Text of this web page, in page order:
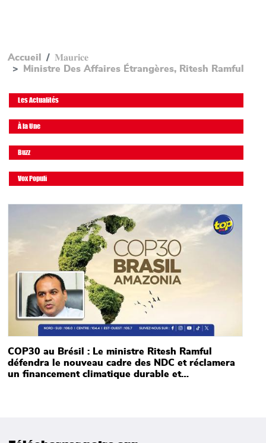
Accueil
𝐌𝐚𝐮𝐫𝐢𝐜𝐞
Ministre Des Affaires Étrangères, Ritesh Ramful
Les Actualités
À la Une
Buzz
Vox Populi
COP30 au Brésil : Le ministre Ritesh Ramful
défendra le nouveau cadre des NDC et réclamera
un financement climatique durable et